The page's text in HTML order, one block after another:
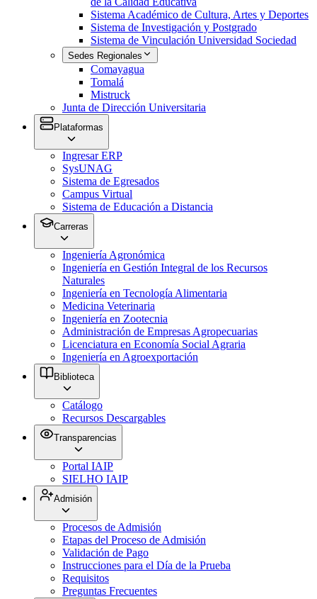
Sistema Académico de Cultura, Artes y Deportes
Sistema de Investigación y Postgrado
Sistema de Vinculación Universidad Sociedad
Sedes Regionales
Comayagua
Tomalá
Mistruck
Junta de Dirección Universitaria
Plataformas
Ingresar ERP
SysUNAG
Sistema de Egresados
Campus Virtual
Sistema de Educación a Distancia
Carreras
Ingeniería Agronómica
Ingeniería en Gestión Integral de los Recursos
Naturales
Ingeniería en Tecnología Alimentaria
Medicina Veterinaria
Ingeniería en Zootecnia
Administración de Empresas Agropecuarias
Licenciatura en Economía Social Agraria
Ingeniería en Agroexportación
Biblioteca
Catálogo
Recursos Descargables
Transparencias
Portal IAIP
SIELHO IAIP
Admisión
Procesos de Admisión
Etapas del Proceso de Admisión
Validación de Pago
Instrucciones para el Día de la Prueba
Requisitos
Preguntas Frecuentes